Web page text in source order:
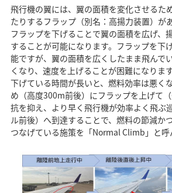
飛行機の翼には、翼の面積を変化させるた
たりするフラップ（別名：高揚力装置）が
フラップを下げることで翼の面積を広げ、
することが可能になります。フラップを下
能ですが、翼の面積を広くしたまま飛んで
くなり、速度を上げることが困難になりま
下げている時間が長いと、燃料効率は悪く
め（高度300m前後）にフラップを上げて
抗を抑え、より早く飛行機が効率よく飛ぶ
ル前後）へ到達することで、燃料の節減か
つなげている施策を「Normal Climb」と呼